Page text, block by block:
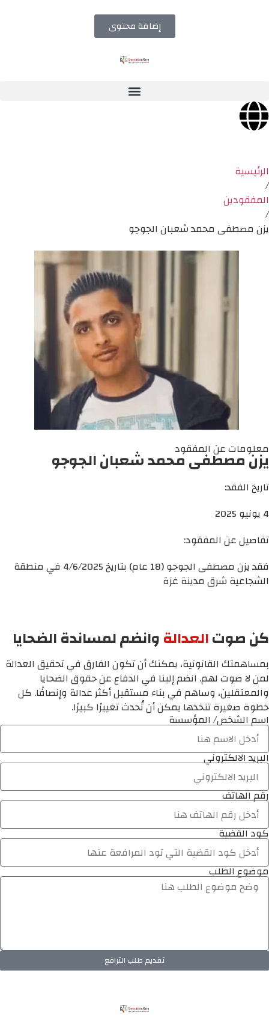
إضافة محتوى
الرئيسية
/
المفقودين
/
يزن مصطفى محمد شعبان الجوجو
معلومات عن المفقود
يزن مصطفى محمد شعبان الجوجو
تاريخ الفقد:
4 يونيو 2025
تفاصيل عن المفقود:
فقد يزن مصطفى الجوجو (18 عام) بتاريخ 4/6/2025 في منطقة
الشجاعية شرق مدينة غزة
كن صوتالعدالةوانضم لمساندة الضحايا
بمساهمتك القانونية، يمكنك أن تكون الفارق في تحقيق العدالة
لمن لا صوت لهم. انضم إلينا في الدفاع عن حقوق الضحايا
والمعتقلين، وساهم في بناء مستقبل أكثر عدالة وإنصافًا. كل
خطوة صغيرة تتخذها يمكن أن تُحدث تغييرًا كبيرًا.
اسم الشخص/ المؤسسة
البريد الالكتروني
رقم الهاتف
كود القضية
موضوع الطلب
تقديم طلب الترافع